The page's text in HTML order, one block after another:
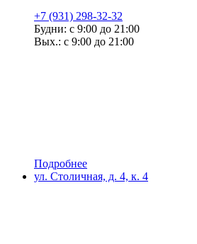
+7 (931) 298-32-32
Будни: с 9:00 до 21:00
Вых.: с 9:00 до 21:00
Подробнее
ул. Столичная, д. 4, к. 4